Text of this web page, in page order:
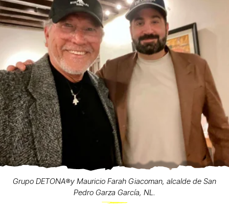
Grupo DETONA®️y Mauricio Farah Giacoman, alcalde de San
Pedro Garza García, NL.